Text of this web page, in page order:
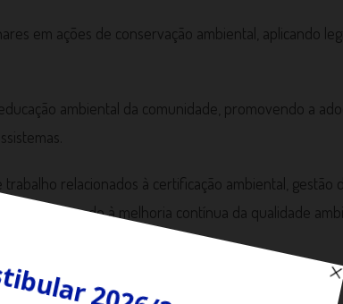
em ações de conservação ambiental, aplicando
ambiental da comunidade, promovendo a
relacionados à certificação ambiental, gestão
outros, visando à melhoria contínua da qualidade